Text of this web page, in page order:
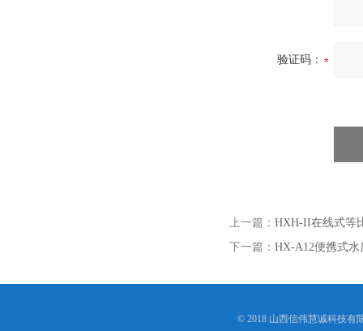
验证码：
上一篇： HXH-II在线式等
下一篇： HX-A12便携式
© 2018 山西信伟慧诚科技有